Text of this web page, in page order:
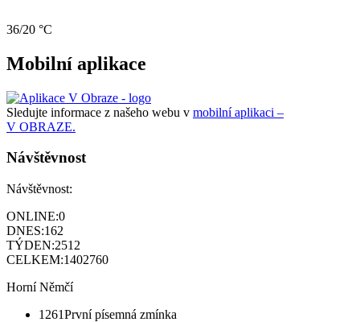
36/20 °C
Mobilní aplikace
Sledujte informace z našeho webu v mobilní aplikaci –
V OBRAZE.
Návštěvnost
Návštěvnost:
ONLINE:0
DNES:162
TÝDEN:2512
CELKEM:1402760
Horní Němčí
1261První písemná zmínka